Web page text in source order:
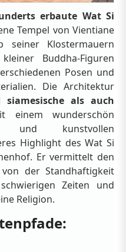
erbaute Wat Si
Tempel von Vientiane
seiner Klostermauern
Buddha-Figuren
Posen und
Die Architektur
siamesische als auch
wunderschön
und kunstvollen
Highlight des Wat Si
Er vermittelt den
der Standhaftigkeit
Zeiten und
Religion.